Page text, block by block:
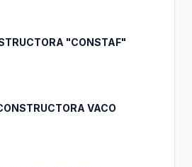
"CONSTAF"
VACO